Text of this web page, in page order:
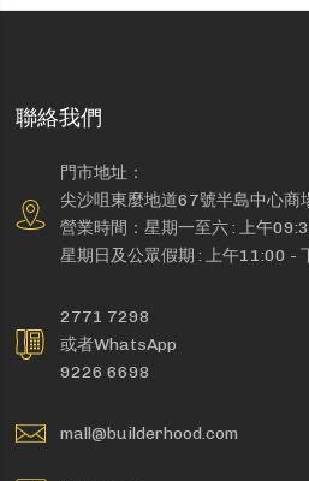
聯絡我們
門市地址：
尖沙咀東麼地道67號半島中心商
營業時間：星期一至六 : 上午
星期日及公眾假期 : 上午11:00 -
2771 7298
或者WhatsApp
9226 6698
mall@builderhood.com